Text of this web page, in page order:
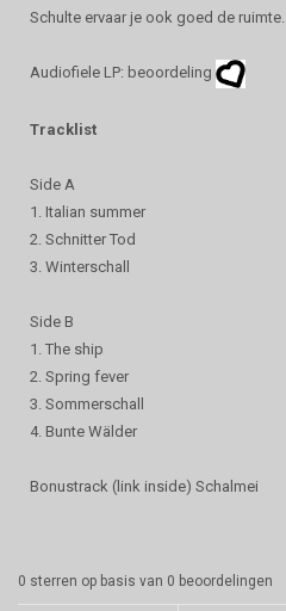
Schulte ervaar je ook goed de ruimte.
Audiofiele LP: beoordeling
Tracklist
Side A
1. Italian summer
2. Schnitter Tod
3. Winterschall
Side B
1. The ship
2. Spring fever
3. Sommerschall
4. Bunte Wälder
Bonustrack (link inside) Schalmei
0 sterren op basis van 0 beoordelingen